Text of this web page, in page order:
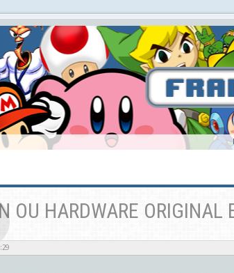
OU HARDWARE